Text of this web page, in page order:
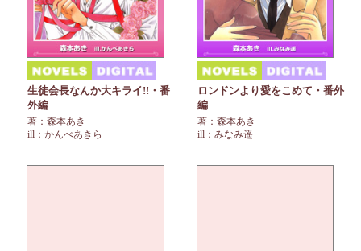
生徒会長なんか大キライ!!・番
外編
著：森本あき
ill：かんべあきら
ロンドンより愛をこめて・番外
編
著：森本あき
ill：みなみ遥